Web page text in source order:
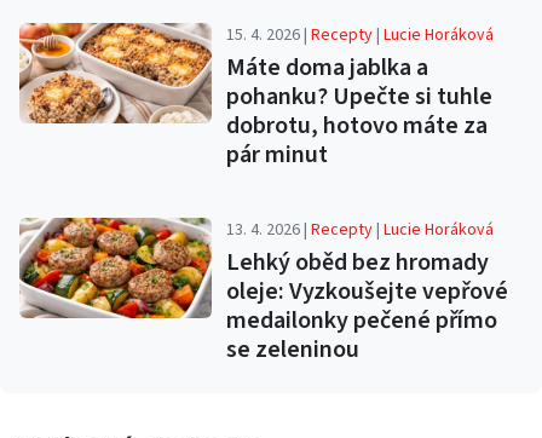
15. 4. 2026 |Recepty|Lucie Horáková
Máte doma jablka a
pohanku? Upečte si tuhle
dobrotu, hotovo máte za
pár minut
13. 4. 2026 |Recepty|Lucie Horáková
Lehký oběd bez hromady
oleje: Vyzkoušejte vepřové
medailonky pečené přímo
se zeleninou